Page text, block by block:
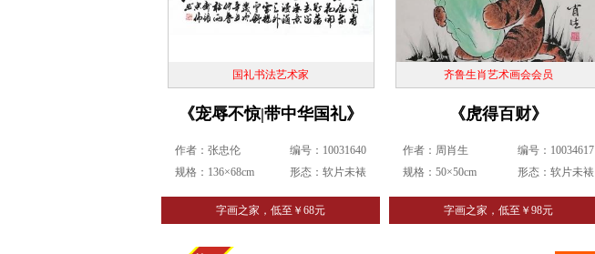
国礼书法艺术家
《宠辱不惊|带中华国礼》
作者：张忠伦
规格：136×68cm
编号：10031640
形态：软片未裱
字画之家，低至￥68元
齐鲁生肖艺术画会会员
《虎得百财》
作者：周肖生
规格：50×50cm
编号：10034617
形态：软片未裱
字画之家，低至￥98元